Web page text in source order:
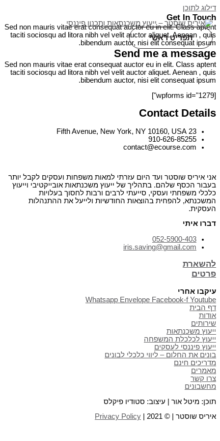
דילוג לתוכן
תפריט ראשי
Get In Touch
Sed non mauris vitae erat consequat auctor eu in elit. Class aptent
taciti sociosqu ad litora nibh vel velit auctor aliquet. Aenean , quis
bibendum auctor, nisi elit consequat ipsum.
Send me a message
Sed non mauris vitae erat consequat auctor eu in elit. Class aptent
taciti sociosqu ad litora nibh vel velit auctor aliquet. Aenean , quis
bibendum auctor, nisi elit consequat ipsum.
[wpforms id="1279"]
Contact Details
23 Fifth Avenue, New York, NY 10160, USA
910-626-85255
contact@ecourse.com
אני איריס שוסטר ועד היום עזרתי למאות משפחות ועסקים לקבל יותר
בעבור הכסף שלהם. בתהליך של ייעוץ משכנתאות אובייקטיבי וייעוץ
כלכלי משפחתי ועסקי, סייעתי לרבים ורבות לחסוך בעלויות
המשכנתא, להפחית בהוצאות החודשיות ולייעל את ההתנהלות
העסקית.
דברו איתי
052-5900-403
iris.saving@gmail.com
להשארת
פרטים
עיקבו אחרי
Whatsapp Envelope Facebook-f Youtube
דף הבית
אודות
שירותים
ייעוץ משכנתאות
ייעוץ לכלכלת המשפחה
ייעוץ פיננסי לעסקים
בונים את החלום – ליווי כלכלי לבונים
מדריכים חינם
מאמרים
צרו קשר
מחשבונים
תוכן: מיטל אור | עיצוב: סטודיו פיקלס
איריס שוסטר | © 2021 |
Privacy Policy